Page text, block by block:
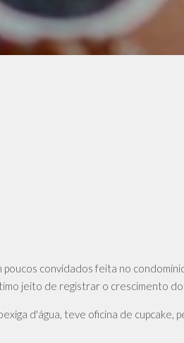
poucos convidados feita no
jeito de registrar o crescimento
d'água, teve oficina de cupcake,